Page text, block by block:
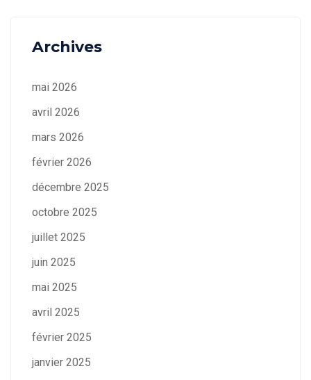
Archives
mai 2026
avril 2026
mars 2026
février 2026
décembre 2025
octobre 2025
juillet 2025
juin 2025
mai 2025
avril 2025
février 2025
janvier 2025